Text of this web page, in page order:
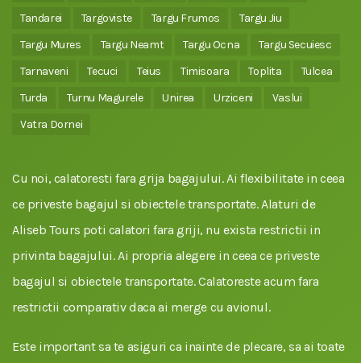
Tandarei
Targoviste Targu Frumos
Targu Jiu
Targu Mures
Targu Neamt Targu Ocna
Targu Secuiesc
Tarnaveni
Tecuci Teius Timisoara Toplita
Tulcea
Turda
Turnu Magurele Unirea Urziceni
Vaslui
Vatra Dornei
Cu noi, calatoresti fara grija bagajului. Ai flexibilitate in ceea
ce priveste bagajul si obiectele transportate. Alaturi de
Aliseb Tours poti calatori fara griji, nu exista restrictii in
privinta bagajului. Ai propria alegere in ceea ce priveste
bagajul si obiectele transportate. Calatoreste acum fara
restrictii comparativ daca ai merge cu avionul.
Este important sa te asiguri ca inainte de plecare, sa ai toate